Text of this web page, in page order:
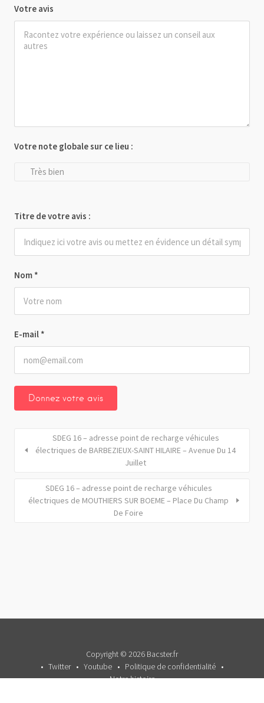
Votre avis
Nom *
E-mail *
Votre note globale sur ce lieu :
Très bien
Titre de votre avis :
SDEG 16 – adresse point de recharge véhicules
électriques de BARBEZIEUX-SAINT HILAIRE – Avenue Du 14
Juillet
SDEG 16 – adresse point de recharge véhicules
électriques de MOUTHIERS SUR BOEME – Place Du Champ
De Foire
Copyright © 2026 Bacster.fr
Twitter
Youtube
Politique de confidentialité
Notre histoire